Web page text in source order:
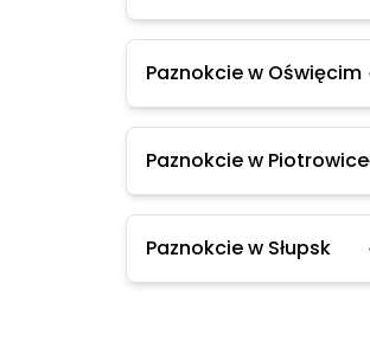
Paznokcie w Oświęcim
Paznokcie w Piotrowice
Paznokcie w Słupsk